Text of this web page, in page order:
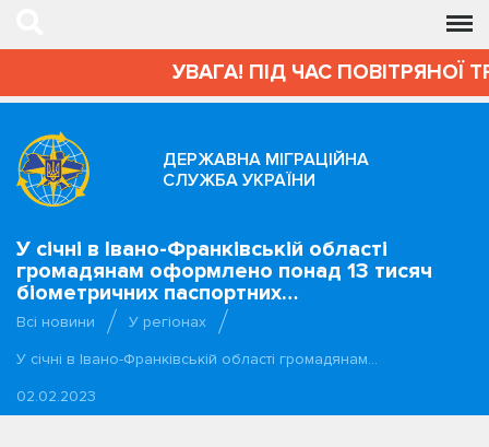
УВАГА! ПІД ЧАС ПОВІТРЯНОЇ
ДЕРЖАВНА МІГРАЦІЙНА
СЛУЖБА УКРАЇНИ
У січні в Івано-Франківській області
громадянам оформлено понад 13 тисяч
біометричних паспортних…
Всі новини
У регіонах
У січні в Івано-Франківській області громадянам…
02.02.2023